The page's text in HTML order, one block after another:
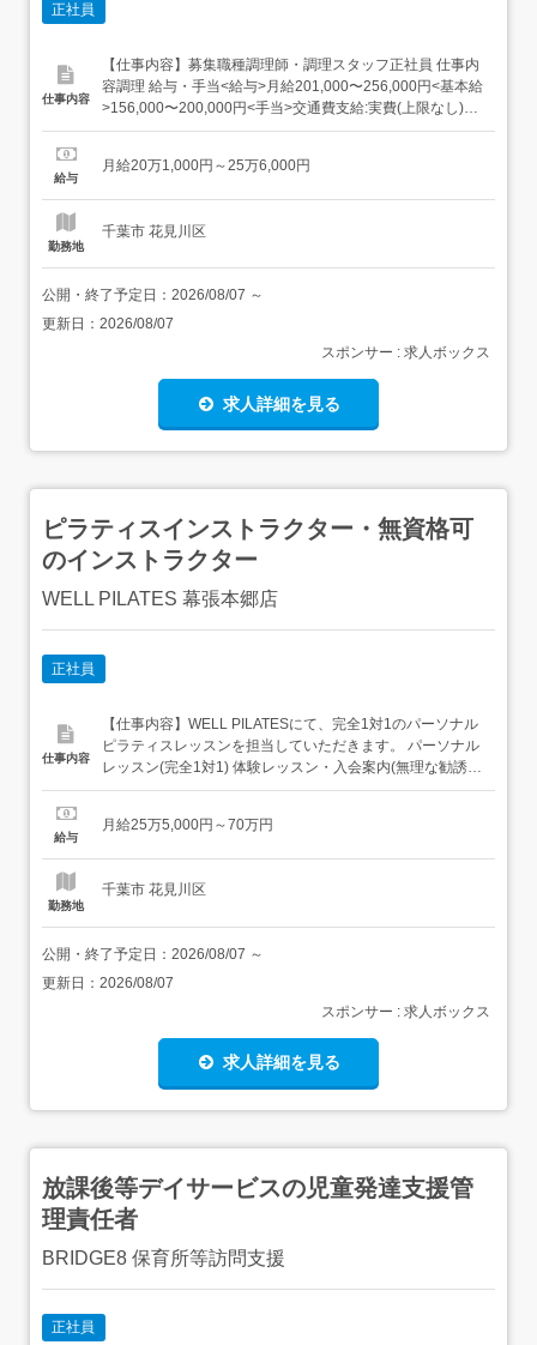
正社員
仕事内容
【仕事内容】募集職種調理師・調理スタッフ正社員 仕事内
容調理 給与・手当<給与>月給201,000〜256,000円<基本給
>156,000〜200,000円<手当>交通費支給:実費(上限なし)調
整手当:39,000〜48,000円支援手当:6,000円<賞与>賞与あ
勤専従1早番...
給与
月給20万1,000円～25万6,000円
勤務地
千葉市 花見川区
公開・終了予定日： 2026/08/07 ～
更新日： 2026/08/07
スポンサー : 求人ボックス
求人詳細を見る
ピラティスインストラクター・無資格可
のインストラクター
WELL PILATES 幕張本郷店
正社員
仕事内容
【仕事内容】WELL PILATESにて、完全1対1のパーソナル
ピラティスレッスンを担当していただきます。 パーソナル
レッスン(完全1対1) 体験レッスン・入会案内(無理な勧誘な
し) LINE対応・セルフケアサポート カルテ入力・予約管理
補の方には、・店舗マネジメント・スタッフ育成・養成コ
給与
月給25万5,000円～70万円
勤務地
千葉市 花見川区
公開・終了予定日： 2026/08/07 ～
更新日： 2026/08/07
スポンサー : 求人ボックス
求人詳細を見る
放課後等デイサービスの児童発達支援管
理責任者
BRIDGE8 保育所等訪問支援
正社員